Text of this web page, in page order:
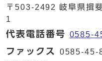
〒503-2492 岐阜県揖
1
代表電話番号 0585-
ファックス 0585-45-